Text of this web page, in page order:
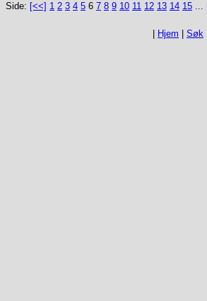
Side: [<<] 1 2 3 4 5 6 7 8 9 10 11 12 13 14 15 ...
Hjem Søk